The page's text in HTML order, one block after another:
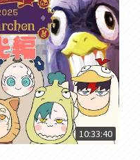
10:33:40